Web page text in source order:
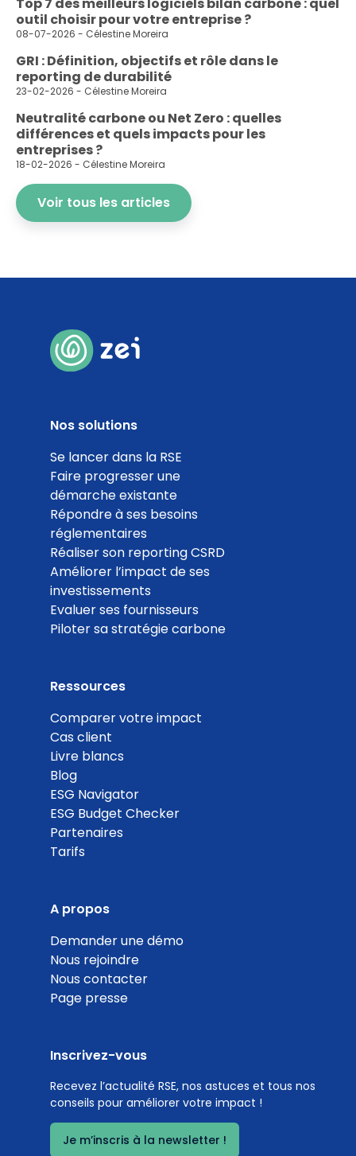
outil choisir pour votre entreprise ?
08-07-2026 - Célestine Moreira
GRI : Définition, objectifs et rôle dans le
reporting de durabilité
23-02-2026 - Célestine Moreira
Neutralité carbone ou Net Zero : quelles
différences et quels impacts pour les
entreprises ?
18-02-2026 - Célestine Moreira
Voir tous les articles
Nos solutions
Se lancer dans la RSE
Faire progresser une
démarche existante
Répondre à ses besoins
réglementaires
Réaliser son reporting CSRD
Améliorer l’impact de ses
investissements
Evaluer ses fournisseurs
Piloter sa stratégie carbone
Ressources
Comparer votre impact
Cas client
Livre blancs
Blog
ESG Navigator
ESG Budget Checker
Partenaires
Tarifs
A propos
Demander une démo
Nous rejoindre
Nous contacter
Page presse
Inscrivez-vous
Recevez l’actualité RSE, nos astuces et tous nos
conseils pour améliorer votre impact !
Je m’inscris à la newsletter !